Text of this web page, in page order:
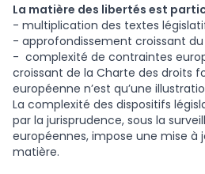
La matière des libertés est
- multiplication des textes
- approfondissement croissant
- complexité de contraintes
croissant de la Charte des droits
européenne n’est qu’une
La complexité des dispositifs
par la jurisprudence, sous la
européennes, impose une mise à
matière.